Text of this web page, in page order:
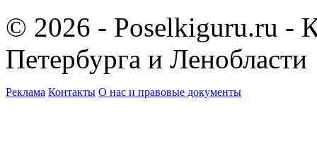
© 2026 - Poselkiguru.ru -
Петербурга и Ленобласти
Реклама Контакты О нас и правовые документы